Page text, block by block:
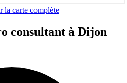
la carte complète
consultant à Dijon